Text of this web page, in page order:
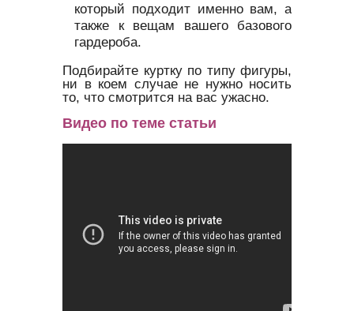
который подходит именно вам, а
также к вещам вашего базового
гардероба.
Подбирайте куртку по типу фигуры,
ни в коем случае не нужно носить
то, что смотрится на вас ужасно.
Видео по теме статьи